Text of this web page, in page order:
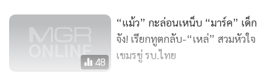
**ประชาชนชม"มาร์ค"ที่ไม่ไป ชม.
48
“แม้ว” กะล่อนเหน็บ “มาร์ค” เด็ก
จัง! เรียกทูตกลับ-“เหล่” สวมหัวใจ
เขมรขู่ รบ.ไทย